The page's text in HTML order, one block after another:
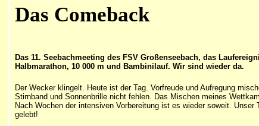
Das Comeback
Das 11. Seebachmeeting des FSV Großenseebach, das
Halbmarathon, 10 000 m und Bambinilauf. Wir sind wieder da.
Der Wecker klingelt. Heute ist der Tag. Vorfreude und Aufregung
Stirnband und Sonnenbrille nicht fehlen. Das Mischen meines
Nach Wochen der intensiven Vorbereitung ist es wieder soweit.
gelebt!